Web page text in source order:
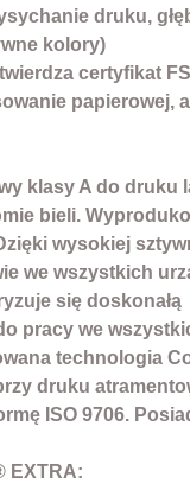
druku,
kolory)
certyfikat
papierowej,
klasy A do druku
bieli.
wysokiej
we wszystkich
się doskonałą
pracy we
technologia
druku
ISO 9706.
EXTRA: